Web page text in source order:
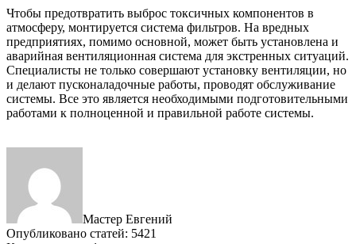
Чтобы предотвратить выброс токсичных компонентов в
атмосферу, монтируется система фильтров. На вредных
предприятиях, помимо основной, может быть установлена и
аварийная вентиляционная система для экстренных ситуаций.
Специалисты не только совершают установку вентиляции, но
и делают пусконаладочные работы, проводят обслуживание
системы. Все это является необходимыми подготовительными
работами к полноценной и правильной работе системы.
Мастер Евгений
Опубликовано статей: 5421